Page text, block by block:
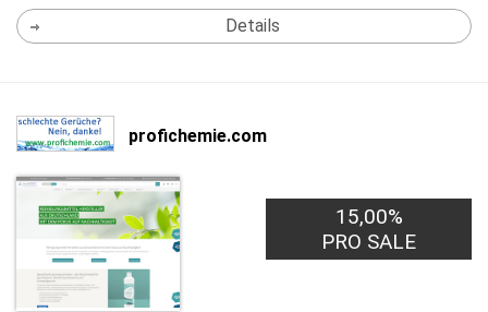
Details
profichemie.com
15,00%
PRO SALE